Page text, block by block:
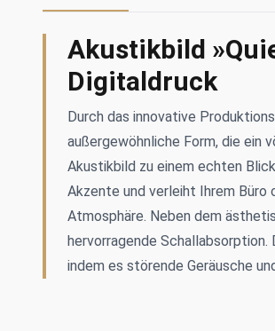
Akustikbild
Digitaldruck
Durch das innovative
außergewöhnliche Form, die ein
Akustikbild zu einem echten
Akzente und verleiht Ihrem Büro
Atmosphäre. Neben dem
hervorragende
indem es störende Geräusche